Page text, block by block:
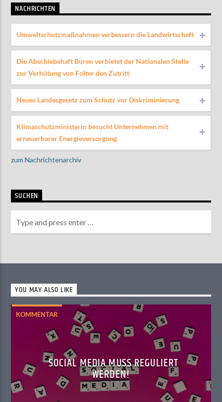
NACHRICHTEN
Umweltschutzmaßnahmen verbessern die Landwirtschaft
Die Abschiebehaft Büren verbietet der Nationalen Stelle
zur Verhütung von Folter den Zutritt
Neues Landesgesetz zum Schutz vor Diskriminierung
Klimaschutzministerin besucht Unternehmen mit
erneuerbarer Energieversorgung
zum Nachrichtenarchiv
SUCHEN
YOU MAY ALSO LIKE
KOMMENTAR
SOCIAL MEDIA MUSS REGULIERT
WERDEN!